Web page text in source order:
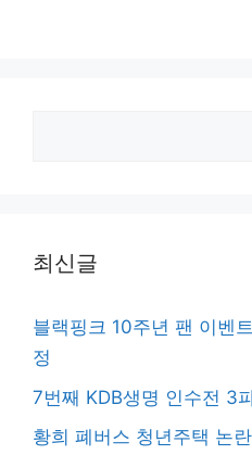
최신글
블랙핑크 10주년 팬 이벤
정
7번째 KDB생명 인수전 3
황희 폐버스 청년주택 논